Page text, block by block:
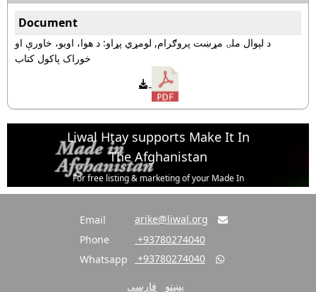
Document
د لېوال ملۍ مړښت پروګرام, لومړي پړاو: د هوا، اوبو، خاورې او
خوراک پاکول کتاب
Liwal Htay supports Make It In
The Afghanistan
For free listing & marketing of your Made In
Afghanistan products,
Open account or click to Whatsapp for help.
Email arike@liwal.org 
Phone
‎ +93780274040
Whatsapp
‎ +93780274040 
پښتو فارسی